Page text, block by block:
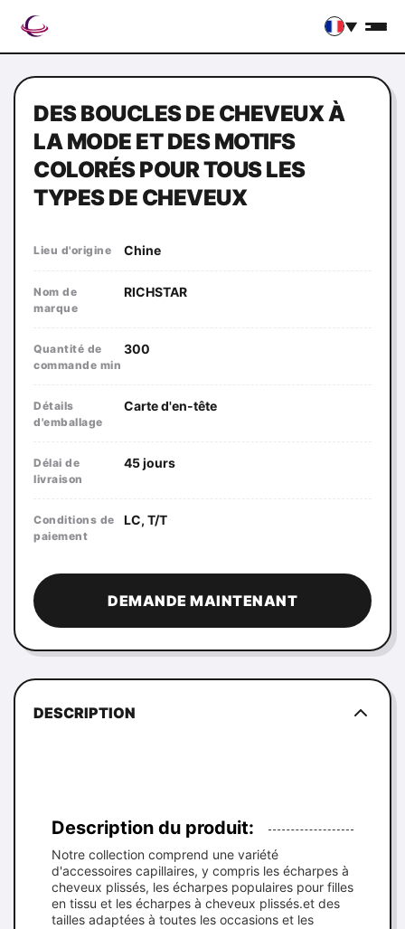
▼
DES BOUCLES DE CHEVEUX À
LA MODE ET DES MOTIFS
COLORÉS POUR TOUS LES
TYPES DE CHEVEUX
Lieu d'origine Chine
Nom de
marque
RICHSTAR
Quantité de
commande min
300
Détails
d'emballage
Carte d'en-tête
Délai de
livraison
45 jours
Conditions de
paiement
LC, T/T
DEMANDE MAINTENANT
DESCRIPTION
Description du produit:
Notre collection comprend une variété
d'accessoires capillaires, y compris les écharpes à
cheveux plissés, les écharpes populaires pour filles
en tissu et les écharpes à cheveux plissés.et des
tailles adaptées à toutes les occasions et les